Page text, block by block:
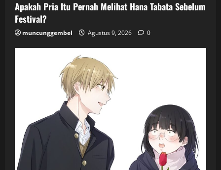
Apakah Pria Itu Pernah Melihat Hana Tabata Sebelum
Festival?
muncunggembel Agustus 9, 2026 0